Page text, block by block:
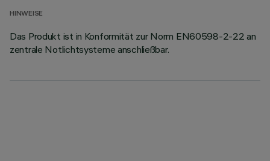
HINWEISE
Das Produkt ist in Konformität zur Norm EN60598-2-22 an
zentrale Notlichtsysteme anschließbar.